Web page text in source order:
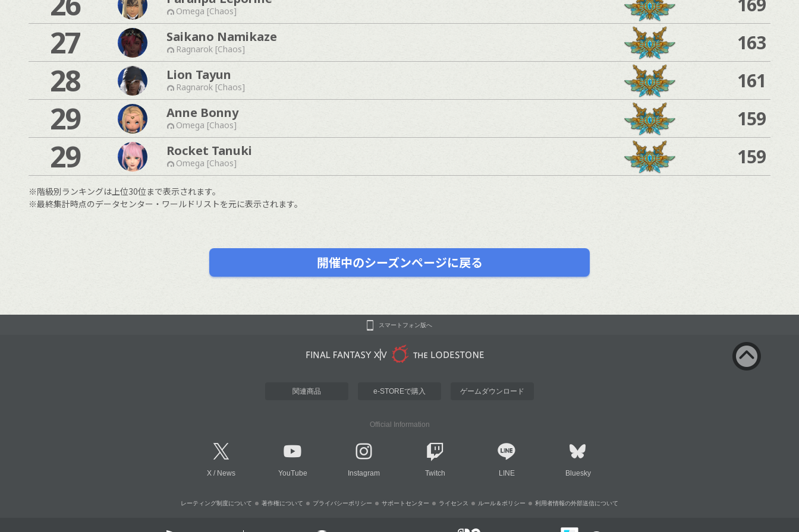
Omega [Chaos]
27 Saikano Namikaze
Ragnarok [Chaos] 163
28 Lion Tayun
Ragnarok [Chaos] 161
29 Anne Bonny
Omega [Chaos] 159
29 Rocket Tanuki
Omega [Chaos] 159
※階級別ランキングは上位30位まで表示されます。
※最終集計時点のデータセンター・ワールドリストを元に表示されます。
開催中のシーズンページに戻る
スマートフォン版へ
関連商品 e-STOREで購入 ゲームダウンロード
Official Information
X / News YouTube Instagram Twitch LINE Bluesky
レーティング制度について 著作権について プライバシーポリシー サポートセンター ライセンス ルール＆ポリシー 利用者情報の外部送信について